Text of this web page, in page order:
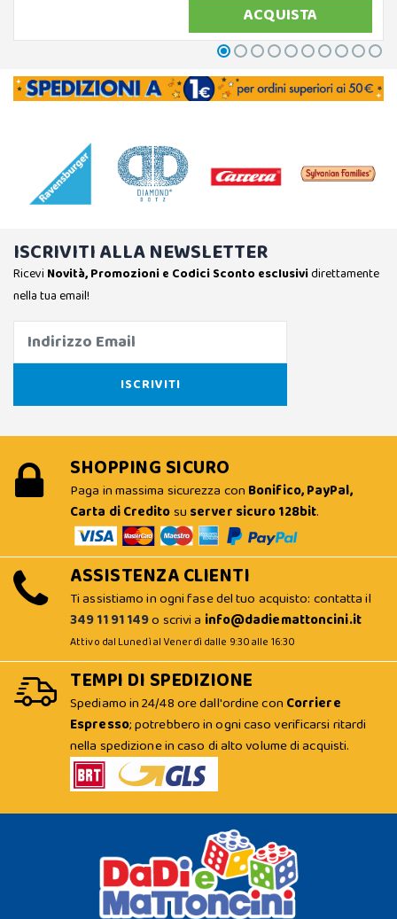
ACQUISTA
ISCRIVITI ALLA NEWSLETTER
Ricevi Novità, Promozioni e Codici Sconto esclusividirettamente
nella tua email!
SHOPPING SICURO
Paga in massima sicurezza con Bonifico, PayPal,
Carta di Creditosu server sicuro 128bit.
ASSISTENZA CLIENTI
Ti assistiamo in ogni fase del tuo acquisto: contatta il
349 11 91 149o scrivi a info@dadiemattoncini.it
Attivo dal Lunedì al Venerdì dalle 9:30 alle 16:30
TEMPI DI SPEDIZIONE
Spediamo in 24/48 ore dall'ordine con Corriere
Espresso; potrebbero in ogni caso verificarsi ritardi
nella spedizione in caso di alto volume di acquisti.